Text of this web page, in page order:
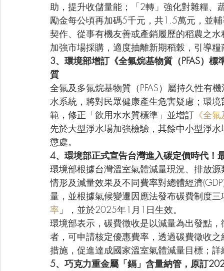
助，提升收儲量能；「2轉」強化對雜糧、
勵金每公頃再加碼5千元，共1.5萬元，並
契作、從事有機友善或產銷履歷的稻農之
加強市場採購，適度抽離新期稻穀，引導
3、環境部增訂《全氟烷基物質（PFAS）
質
全氟及多氟烷基物質（PFAS）屬持久性有
水系統，將對民眾健康產生危害疑慮；環
範，修正「飲用水水質標準」並增訂 《全
先於大型淨水場加強檢驗，其餘中小型淨
懲處。
4、環境部正式宣告台灣進入碳定價時代！
環境部根據台灣溫室氣體減量現況、排放
情形及減量效果及不同費率對總體經濟
量，並根據氣候變遷因應法發布碳費制度
率 」，並於2025年1月1日生效。
環境部表示，碳費徵收是以減量為出發點
者，可申請核定優惠費率，透過碳費徵收
措施，促進達成國家溫室氣體減量目標；
5、巧克力重金屬「鎘」含量納管，原訂